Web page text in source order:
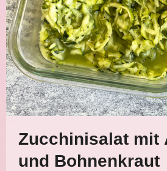
Zucchinisalat mit
und Bohnenkraut